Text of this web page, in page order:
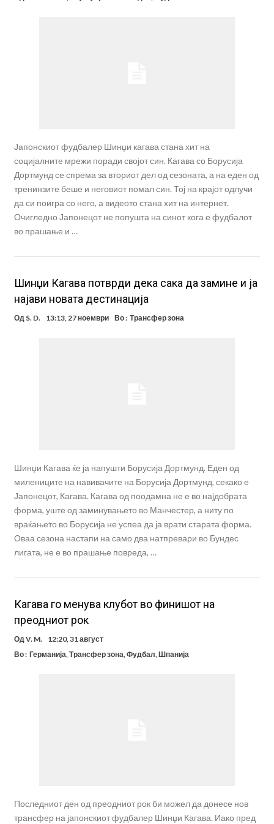
Јапонскиот фудбалер Шинџи кагава стана хит на
социјалните мрежи поради својот син. Кагава со Борусија
Дортмунд се спрема за вториот дел од сезоната, а на еден од
тренинзите беше и неговиот помал син. Тој на крајот одлучи
да си поигра со него, а видеото стана хит на интернет.
Очигледно Јапонецот не попушта на синот кога е фудбалот
во прашање и …
Шинџи Кагава потврди дека сака да замине и ја
најави новата дестинација
Од S. D. 13:13, 27 ноември Во : Трансфер зона
Шинџи Кагава ќе ја напушти Борусија Дортмунд. Еден од
милениците на навивачите на Борусија Дортмунд, секако е
Јапонецот, Кагава. Кагава од поодамна не е во најдобрата
форма, уште од заминувањето во Манчестер, а ниту по
враќањето во Борусија не успеа да ја врати старата форма.
Оваа сезона настапи на само два натпревари во Бундес
лигата, не е во прашање повреда, …
Кагава го менува клубот во финишот на
преодниот рок
Од V. M.
12:20, 31 август
Во : Германија Трансфер зона Фудбал Шпанија
Последниот ден од преодниот рок би можел да донесе нов
трансфер на јапонскиот фудбалер Шинџи Кагава. Иако пред